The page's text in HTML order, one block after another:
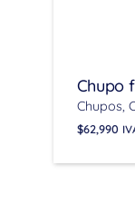
Chupo
Chupos
$62,990